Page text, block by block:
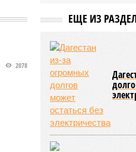
2078
ЕЩЕ ИЗ